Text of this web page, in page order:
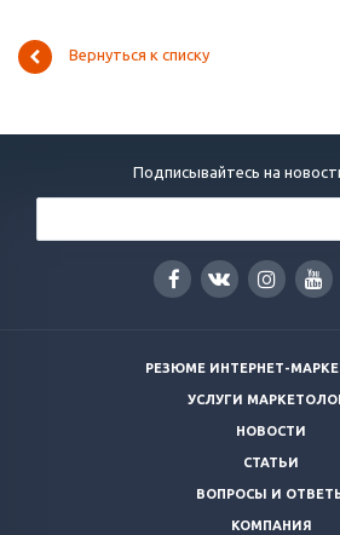
Вернуться к списку
Подписывайтесь на
РЕЗЮМЕ ИНТЕРНЕТ-
УСЛУГИ
НОВОСТИ
СТАТЬИ
ВОПРОСЫ И
КОМПАНИЯ